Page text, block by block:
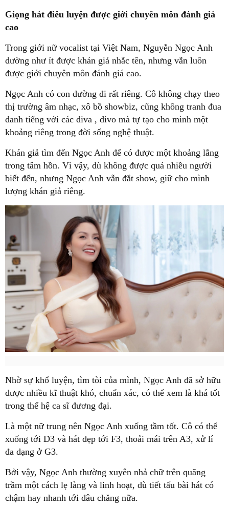
Giọng hát điêu luyện được giới chuyên môn đánh giá
cao
Trong giới nữ vocalist tại Việt Nam, Nguyễn Ngọc Anh
dường như ít được khán giả nhắc tên, nhưng vẫn luôn
được giới chuyên môn đánh giá cao.
Ngọc Anh có con đường đi rất riêng. Cô không chạy theo
thị trường âm nhạc, xô bồ showbiz, cũng không tranh đua
danh tiếng với các diva , divo mà tự tạo cho mình một
khoảng riêng trong đời sống nghệ thuật.
Khán giả tìm đến Ngọc Anh để có được một khoảng lắng
trong tâm hồn. Vì vậy, dù không được quá nhiều người
biết đến, nhưng Ngọc Anh vẫn đắt show, giữ cho mình
lượng khán giả riêng.
Nhờ sự khổ luyện, tìm tòi của mình, Ngọc Anh đã sở hữu
được nhiều kĩ thuật khó, chuẩn xác, có thể xem là khá tốt
trong thế hệ ca sĩ đương đại.
Là một nữ trung nên Ngọc Anh xuống tầm tốt. Cô có thể
xuống tới D3 và hát đẹp tới F3, thoải mái trên A3, xử lí
đa dạng ở G3.
Bởi vậy, Ngọc Anh thường xuyên nhả chữ trên quãng
trầm một cách lẹ làng và linh hoạt, dù tiết tấu bài hát có
chậm hay nhanh tới đâu chăng nữa.